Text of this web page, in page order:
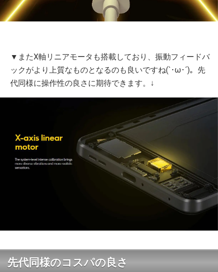
▼またX軸リニアモータも搭載しており、振動フィードバ
ックがより上質なものとなるのも良いですね(`･ω･´)。先
代同様に操作性の良さに期待できます。↓
先代同様のコスパの良さ